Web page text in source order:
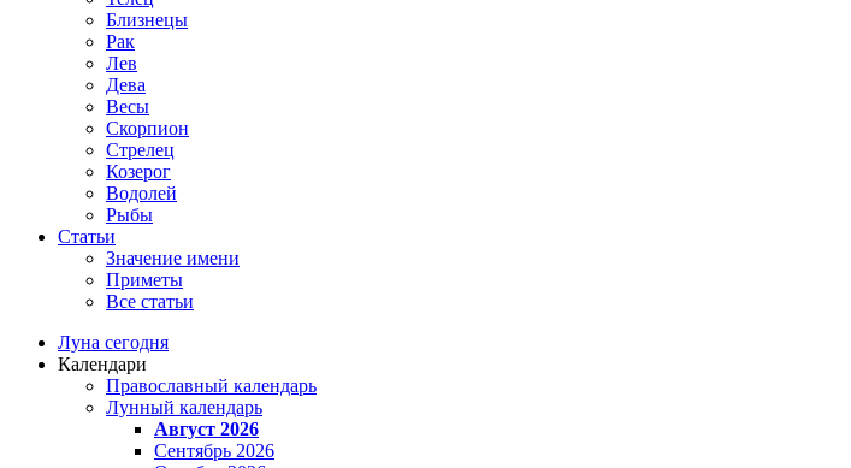
Близнецы
Рак
Лев
Дева
Весы
Скорпион
Стрелец
Козерог
Водолей
Рыбы
Статьи
Значение имени
Приметы
Все статьи
Луна сегодня
Календари
Православный календарь
Лунный календарь
Август 2026
Сентябрь 2026